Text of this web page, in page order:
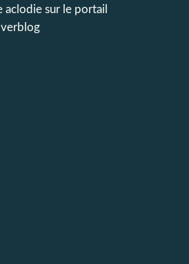
aclodiesur le portail